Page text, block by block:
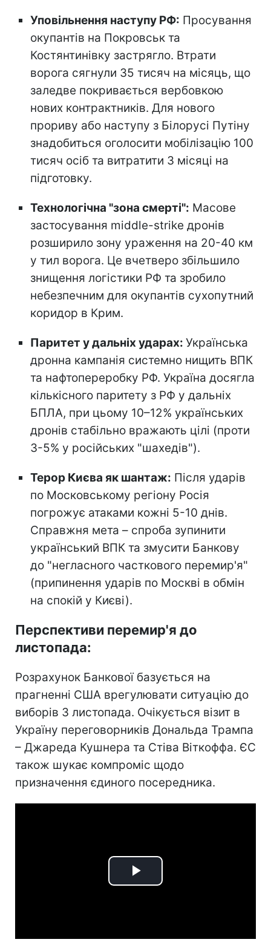
Уповільнення наступу РФ: Просування
окупантів на Покровськ та
Костянтинівку застрягло. Втрати
ворога сягнули 35 тисяч на місяць, що
заледве покривається вербовкою
нових контрактників. Для нового
прориву або наступу з Білорусі Путіну
знадобиться оголосити мобілізацію 100
тисяч осіб та витратити 3 місяці на
підготовку.
Технологічна "зона смерті": Масове
застосування middle-strike дронів
розширило зону ураження на 20-40 км
у тил ворога. Це вчетверо збільшило
знищення логістики РФ та зробило
небезпечним для окупантів сухопутний
коридор в Крим.
Паритет у дальніх ударах: Українська
дронна кампанія системно нищить ВПК
та нафтопереробку РФ. Україна досягла
кількісного паритету з РФ у дальніх
БПЛА, при цьому 10–12% українських
дронів стабільно вражають цілі (проти
3-5% у російських "шахедів").
Терор Києва як шантаж: Після ударів
по Московському регіону Росія
погрожує атаками кожні 5-10 днів.
Справжня мета – спроба зупинити
український ВПК та змусити Банкову
до "негласного часткового перемир'я"
(припинення ударів по Москві в обмін
на спокій у Києві).
Перспективи перемир'я до
листопада:
Розрахунок Банкової базується на
прагненні США врегулювати ситуацію до
виборів 3 листопада. Очікується візит в
Україну переговорників Дональда Трампа
– Джареда Кушнера та Стіва Віткоффа. ЄС
також шукає компроміс щодо
призначення єдиного посередника.
Play